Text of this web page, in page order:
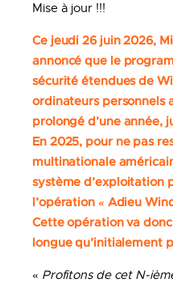
Mise à jour !!!
Ce jeudi 26 juin 2026,
annoncé que le
sécurité étendues de
ordinateurs personnels
prolongé d’une année,
En 2025, pour ne pas
multinationale
système d’exploitation
l’opération « Adieu
Cette opération va
longue qu’initialement
« Profitons de cet N-